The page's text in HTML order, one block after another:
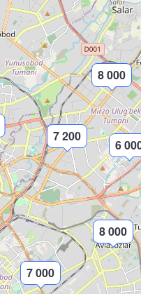
8 000
7 000
7 200
8 000
6